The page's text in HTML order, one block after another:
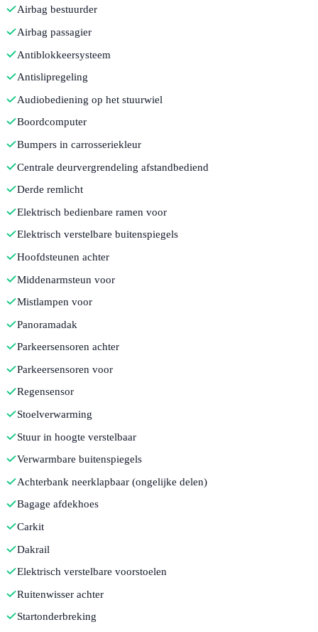
Airbag bestuurder
Airbag passagier
Antiblokkeersysteem
Antislipregeling
Audiobediening op het stuurwiel
Boordcomputer
Bumpers in carrosseriekleur
Centrale deurvergrendeling afstandbediend
Derde remlicht
Elektrisch bedienbare ramen voor
Elektrisch verstelbare buitenspiegels
Hoofdsteunen achter
Middenarmsteun voor
Mistlampen voor
Panoramadak
Parkeersensoren achter
Parkeersensoren voor
Regensensor
Stoelverwarming
Stuur in hoogte verstelbaar
Verwarmbare buitenspiegels
Achterbank neerklapbaar (ongelijke delen)
Bagage afdekhoes
Carkit
Dakrail
Elektrisch verstelbare voorstoelen
Ruitenwisser achter
Startonderbreking